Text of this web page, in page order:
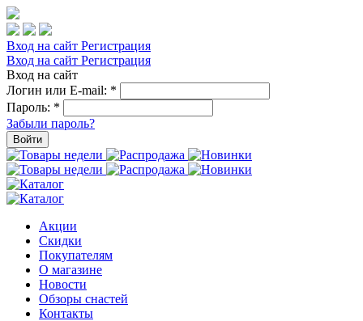
Вход на сайт Регистрация
Вход на сайт Регистрация
Вход на сайт
Логин или E-mail: *
Пароль: *
Забыли пароль?
Войти
Акции
Скидки
Покупателям
О магазине
Новости
Обзоры снастей
Контакты